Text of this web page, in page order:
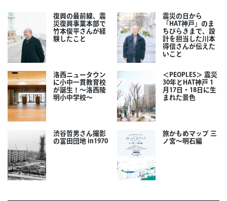
復興の最前線、震
災復興事業本部で
竹本俊平さんが経
験したこと
震災の日から
「HAT神戸」のま
ちびらきまで、設
計を担当した川本
得信さんが伝えた
いこと
洛西ニュータウン
に小中一貫教育校
が誕生！～洛西陵
明小中学校～
＜PEOPLES＞ 震災
30年とHAT神戸 1
月17日・18日に生
まれた景色
渋谷哲男さん撮影
の富田団地 in1970
旅かもめマップ 三
ノ宮〜明石編